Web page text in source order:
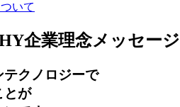
いて
企業理念メッセージ
クノロジーで
とが